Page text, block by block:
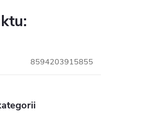
8594203915855